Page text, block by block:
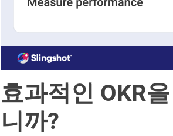
효과적인 OKR
니까?